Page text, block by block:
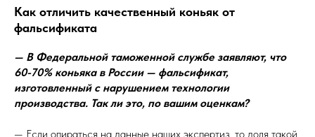
Как отличить качественный коньяк от
фальсификата
— В Федеральной таможенной службе заявляют, что
60-70% коньяка в России — фальсификат,
изготовленный с нарушением технологии
производства. Так ли это, по вашим оценкам?
— Если опираться на данные наших экспертиз, то доля такой